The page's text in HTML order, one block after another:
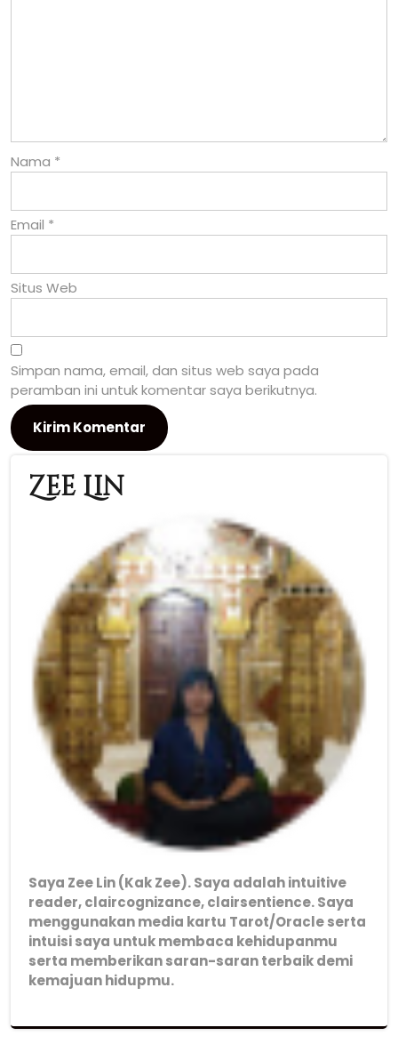
Nama *
Email *
Situs Web
Simpan nama, email, dan situs web saya pada
peramban ini untuk komentar saya berikutnya.
Zee Lin
Saya Zee Lin (Kak Zee). Saya adalah intuitive
reader, claircognizance, clairsentience. Saya
menggunakan media kartu Tarot/Oracle serta
intuisi saya untuk membaca kehidupanmu
serta memberikan saran-saran terbaik demi
kemajuan hidupmu.